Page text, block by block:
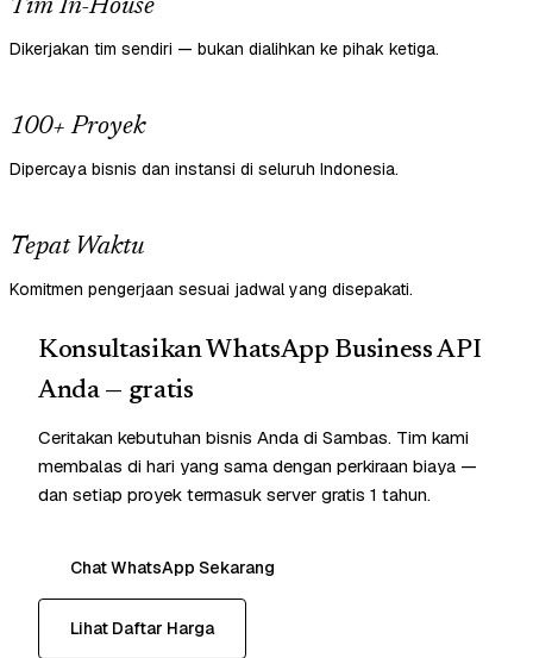
Tim In-House
Dikerjakan tim sendiri — bukan dialihkan ke pihak ketiga.
100+ Proyek
Dipercaya bisnis dan instansi di seluruh Indonesia.
Tepat Waktu
Komitmen pengerjaan sesuai jadwal yang disepakati.
Konsultasikan WhatsApp Business API
Anda — gratis
Ceritakan kebutuhan bisnis Anda di Sambas. Tim kami
membalas di hari yang sama dengan perkiraan biaya —
dan setiap proyek termasuk server gratis 1 tahun.
Chat WhatsApp Sekarang
Lihat Daftar Harga